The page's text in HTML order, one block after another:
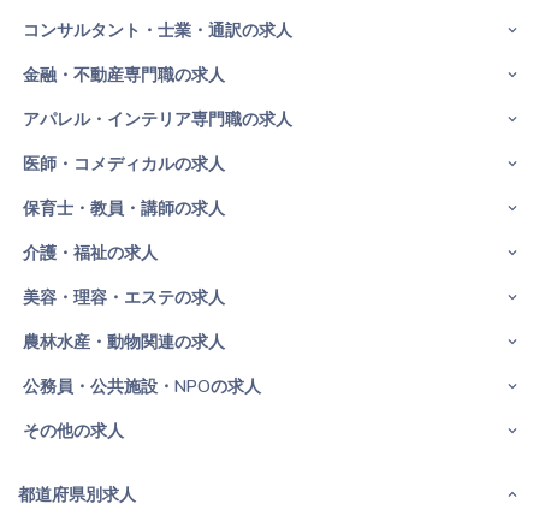
コンサルタント・士業・通訳の求人
金融・不動産専門職の求人
アパレル・インテリア専門職の求人
医師・コメディカルの求人
保育士・教員・講師の求人
介護・福祉の求人
美容・理容・エステの求人
農林水産・動物関連の求人
公務員・公共施設・NPOの求人
その他の求人
都道府県別求人